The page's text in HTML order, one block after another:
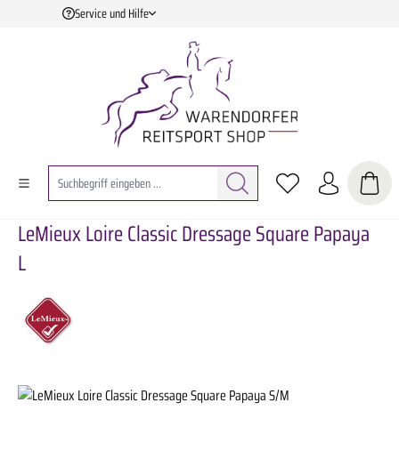
Zum Hauptinhalt springen
Service und Hilfe
LeMieux Loire Classic Dressage Square Papaya
L
Bildergalerie überspringen